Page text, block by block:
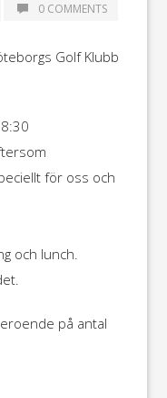
0 COMMENTS
Golf Klubb
för oss och
och lunch.
på antal